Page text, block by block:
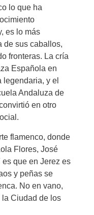
lo que ha
es lo más
de sus caballos,
fronteras. La cría
Española en
legendaria, y el
Andaluza de
en otro
flamenco, donde
Flores, José
es que en Jerez es
y peñas se
No en vano,
la Ciudad de los